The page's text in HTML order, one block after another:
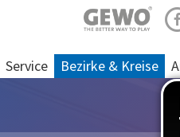
Service Bezirke & Kreise